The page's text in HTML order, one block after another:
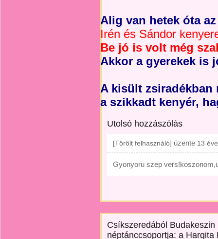
Alig van hetek óta
Irén és Sándor
Be jó is volt még
Akkor a gyerekek is
A kisült zsiradékban
a szikkadt kenyér,
Utolsó hozzászólás
[Törölt felhasználó] üzente 13 éve
Gyonyoru szep
Csíkszeredából
néptánccsoportja: a